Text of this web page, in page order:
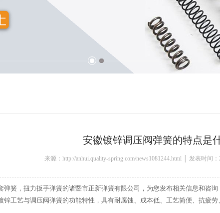
安徽镀锌调压阀弹簧的特点是
来源：http://anhui.quality-spring.com/news1081244.html │ 发表时间
弹簧，扭力扳手弹簧的诸暨市正新弹簧有限公司，为您发布相关信息和咨询
锌工艺与调压阀弹簧的功能特性，具有耐腐蚀、成本低、工艺简便、抗疲